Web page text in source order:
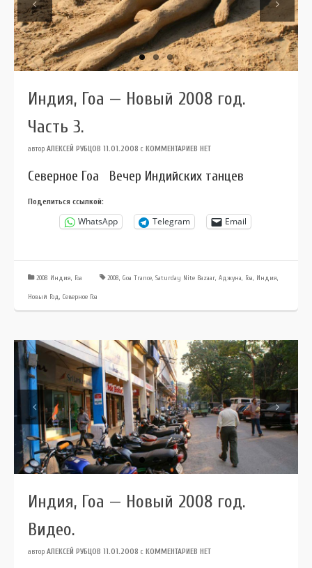
Previous Next
Индия, Гоа — Новый 2008 год.
Часть 3.
автор АЛЕКСЕЙ РУБЦОВ 11.01.2008 с КОММЕНТАРИЕВ НЕТ
Северное Гоа Вечер Индийских танцев
Поделиться ссылкой:
WhatsApp Telegram Email
2008 Индия, Гоа 2008, Goa Trance, Saturday Nite Bazaar, Аджуна, Гоа, Индия,
Новый Год, Северное Гоа
Previous Next
Индия, Гоа — Новый 2008 год.
Видео.
автор АЛЕКСЕЙ РУБЦОВ 11.01.2008 с КОММЕНТАРИЕВ НЕТ